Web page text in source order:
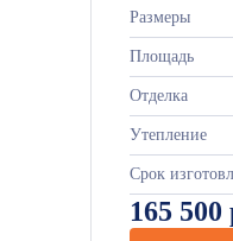
Размеры
Площадь
Отделка
Утепление
Срок
165 500